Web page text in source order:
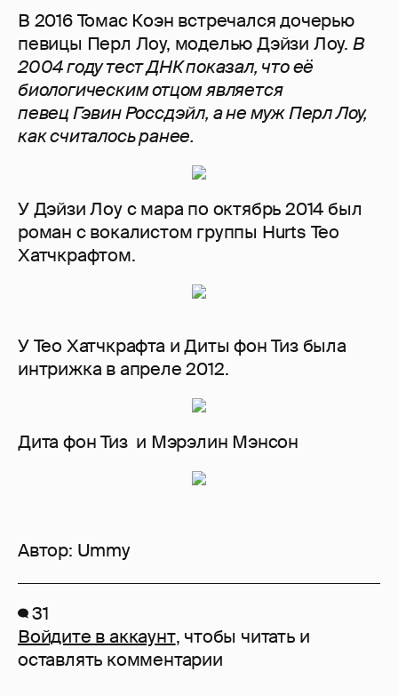
В 2016 Томас Коэн встречался дочерью
певицы Перл Лоу, моделью Дэйзи Лоу. В
2004 году тест ДНК показал, что её
биологическим отцом является
певецГэвин Россдэйл, а не муж Перл Лоу,
как считалось ранее.
У Дэйзи Лоу с мара по октябрь 2014 был
роман с вокалистом группы Hurts Тео
Хатчкрафтом.
У Тео Хатчкрафта и Диты фон Тиз была
интрижка в апреле 2012.
Дита фон Тиз и Мэрэлин Мэнсон
Автор: Ummy
31
Войдите в аккаунт, чтобы читать и
оставлять комментарии